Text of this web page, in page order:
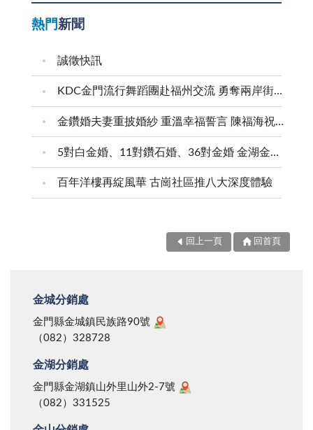
熱門新聞
誠徵快訊
KDC金門流行舞蹈團赴福州交流 勇奪兩岸街舞賽三等獎
金鑽婚夫妻重披婚紗 重溫幸福誓言 陳福海祝福牽手半世紀 情深相守成典範
5對白金婚、11對鑽石婚、36對金婚 金湖金沙夫妻共享榮耀時刻 陳福海表揚金鑽婚夫妻 向半世紀相守家庭典範致敬
百年洋樓再綻風華 古崗社區推八大深度體驗
回上一頁 回首頁
金城分銷處
金門縣金城鎮民族路90號
（082）328728
金湖分銷處
金門縣金湖鎮山外里山外2-7號
（082）331525